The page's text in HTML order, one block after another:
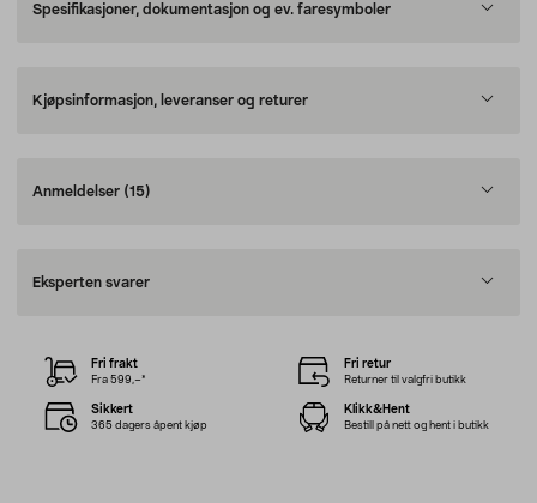
Spesifikasjoner, dokumentasjon og ev. faresymboler
Kjøpsinformasjon, leveranser og returer
Anmeldelser (15)
Eksperten svarer
Fri frakt
Fra 599,–*
Fri retur
Returner til valgfri butikk
Sikkert
365 dagers åpent kjøp
Klikk&Hent
Bestill på nett og hent i butikk